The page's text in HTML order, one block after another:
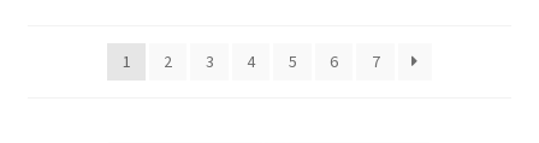
1 2 3 4 5 6 7